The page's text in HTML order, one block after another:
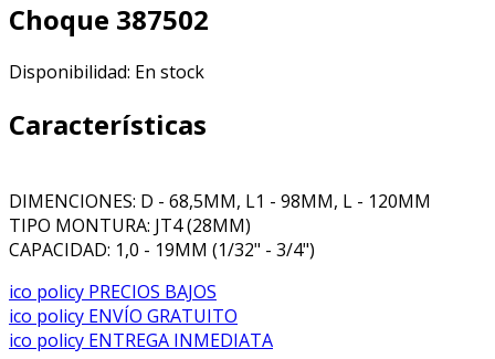
Choque 387502
Disponibilidad: En stock
Características
DIMENCIONES: D - 68,5MM, L1 - 98MM, L - 120MM
TIPO MONTURA: JT4 (28MM)
CAPACIDAD: 1,0 - 19MM (1/32" - 3/4")
ico policy PRECIOS BAJOS
ico policy ENVÍO GRATUITO
ico policy ENTREGA INMEDIATA